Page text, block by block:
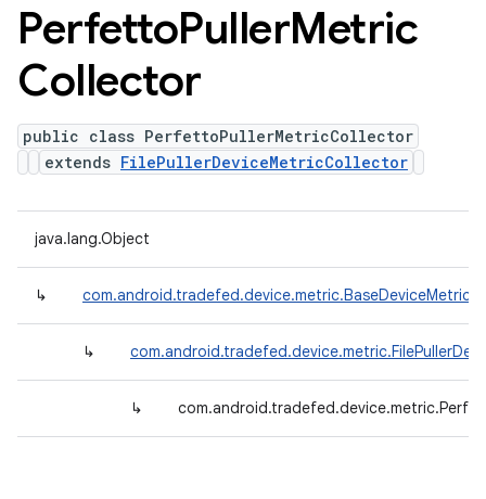
PerfettoPullerMetric
Collector
public class PerfettoPullerMetricCollector
extends FilePullerDeviceMetricCollector
java.lang.Object
↳
↳
↳